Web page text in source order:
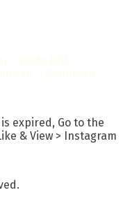
expired, Go to the
& View > Instagram